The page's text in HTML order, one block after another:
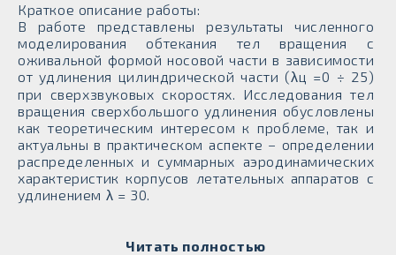
Краткое описание работы:
В работе представлены результаты численного
моделирования обтекания тел вращения с
оживальной формой носовой части в зависимости
от удлинения цилиндрической части (λц =0 ÷ 25)
при сверхзвуковых скоростях. Исследования тел
вращения сверхбольшого удлинения обусловлены
как теоретическим интересом к проблеме, так и
актуальны в практическом аспекте − определении
распределенных и суммарных аэродинамических
характеристик корпусов летательных аппаратов с
удлинением λ = 30.
Читать полностью